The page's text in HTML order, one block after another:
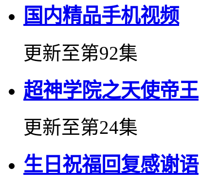
国内精品手机视频
更新至第92集
超神学院之天使帝王
更新至第24集
生日祝福回复感谢语